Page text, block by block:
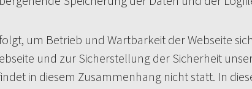
um Betrieb und Wartbarkeit der Webseite
und zur Sicherstellung der Sicherheit
in diesem Zusammenhang nicht statt. In